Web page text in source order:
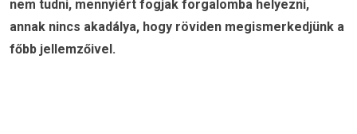
nem tudni, mennyiért fogjak forgalomba helyezni,
annak nincs akadálya, hogy röviden megismerkedjünk a
főbb jellemzőivel.